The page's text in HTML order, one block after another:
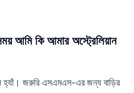
আমি কি আমার অস্ট্রেলিয়ান
হ্যাঁ। জরুরি এসএমএস-এর জন্য বাড়ির